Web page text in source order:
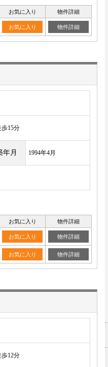
お気に入り 物件詳細
お気に入り 物件詳細
15分
年月 1994年4月
お気に入り 物件詳細
お気に入り 物件詳細
お気に入り 物件詳細
12分